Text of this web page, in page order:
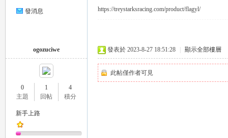
發消息 https://treystarksracing.com/product/flagyl/
ogozuciwe
0
主題
1
回帖
4
積分
新手上路
發表於 2023-8-27 18:51:28 顯示全部樓層
此帖僅作者可見